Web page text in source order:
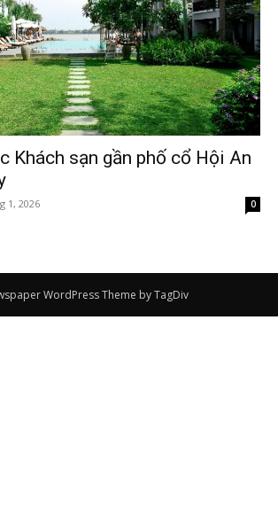
Khách sạn gần phố cổ Hội An
1, 2026 0
WordPress Theme by TagDiv